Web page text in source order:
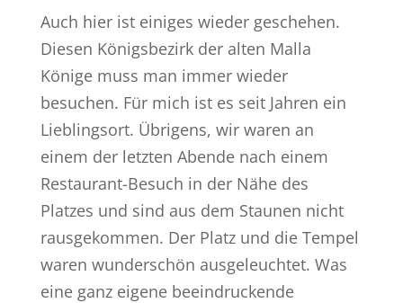
Auch hier ist einiges wieder geschehen.
Diesen Königsbezirk der alten Malla
Könige muss man immer wieder
besuchen. Für mich ist es seit Jahren ein
Lieblingsort. Übrigens, wir waren an
einem der letzten Abende nach einem
Restaurant-Besuch in der Nähe des
Platzes und sind aus dem Staunen nicht
rausgekommen. Der Platz und die Tempel
waren wunderschön ausgeleuchtet. Was
eine ganz eigene beeindruckende